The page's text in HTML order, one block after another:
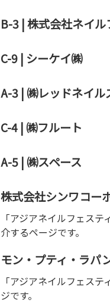
B-3 | 株式会社ネイ
C-9 | シーケイ㈱
A-3 | ㈱レッドネイル
C-4 | ㈱フルート
A-5 | ㈱スペース
株式会社シンワコー
「アジアネイルフェス
介するページです。
モン・プティ・ラパ
「アジアネイルフェス
ジです。